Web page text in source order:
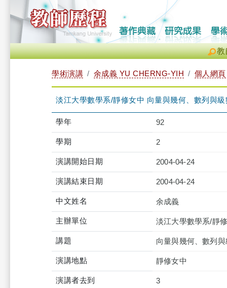
教
學術演講 余成義 YU CHERNG-YIH 個人網頁
淡江大學數學系/靜修女中 向量與幾何、數列與級
學年 92
學期 2
演講開始日期 2004-04-24
演講結束日期 2004-04-24
中文姓名 余成義
主辦單位 淡江大學數學系/靜
講題 向量與幾何、數列
演講地點 靜修女中
演講者去到 3